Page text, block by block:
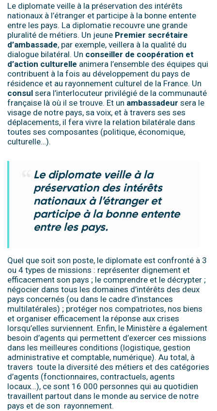
Le diplomate veille à la préservation des intérêts
nationaux à l’étranger et participe à la bonne entente
entre les pays. La diplomatie recouvre une grande
pluralité de métiers. Un jeune Premier secrétaire
d’ambassade, par exemple, veillera à la qualité du
dialogue bilatéral. Un conseiller de coopération et
d’action culturelle animera l’ensemble des équipes qui
contribuent à la fois au développement du pays de
résidence et au rayonnement culturel de la France. Un
consul sera l’interlocuteur privilégié de la communauté
française là où il se trouve. Et un ambassadeur sera le
visage de notre pays, sa voix, et à travers ses ses
déplacements, il fera vivre la relation bilatérale dans
toutes ses composantes (politique, économique,
culturelle…).
Le diplomate veille à la
préservation des intérêts
nationaux à l’étranger et
participe à la bonne entente
entre les pays.
Quel que soit son poste, le diplomate est confronté à 3
ou 4 types de missions : représenter dignement et
efficacement son pays ; le comprendre et le décrypter ;
négocier dans tous les domaines d’intérêts des deux
pays concernés (ou dans le cadre d’instances
multilatérales) ; protéger nos compatriotes, nos biens
et organiser efficacement la réponse aux crises
lorsqu’elles surviennent. Enfin, le Ministère a également
besoin d’agents qui permettent d’exercer ces missions
dans les meilleures conditions (logistique, gestion
administrative et comptable, numérique). Au total, à
travers toute la diversité des métiers et des catégories
d’agents (fonctionnaires, contractuels, agents
locaux…), ce sont 16 000 personnes qui au quotidien
travaillent partout dans le monde au service de notre
pays et de son rayonnement.